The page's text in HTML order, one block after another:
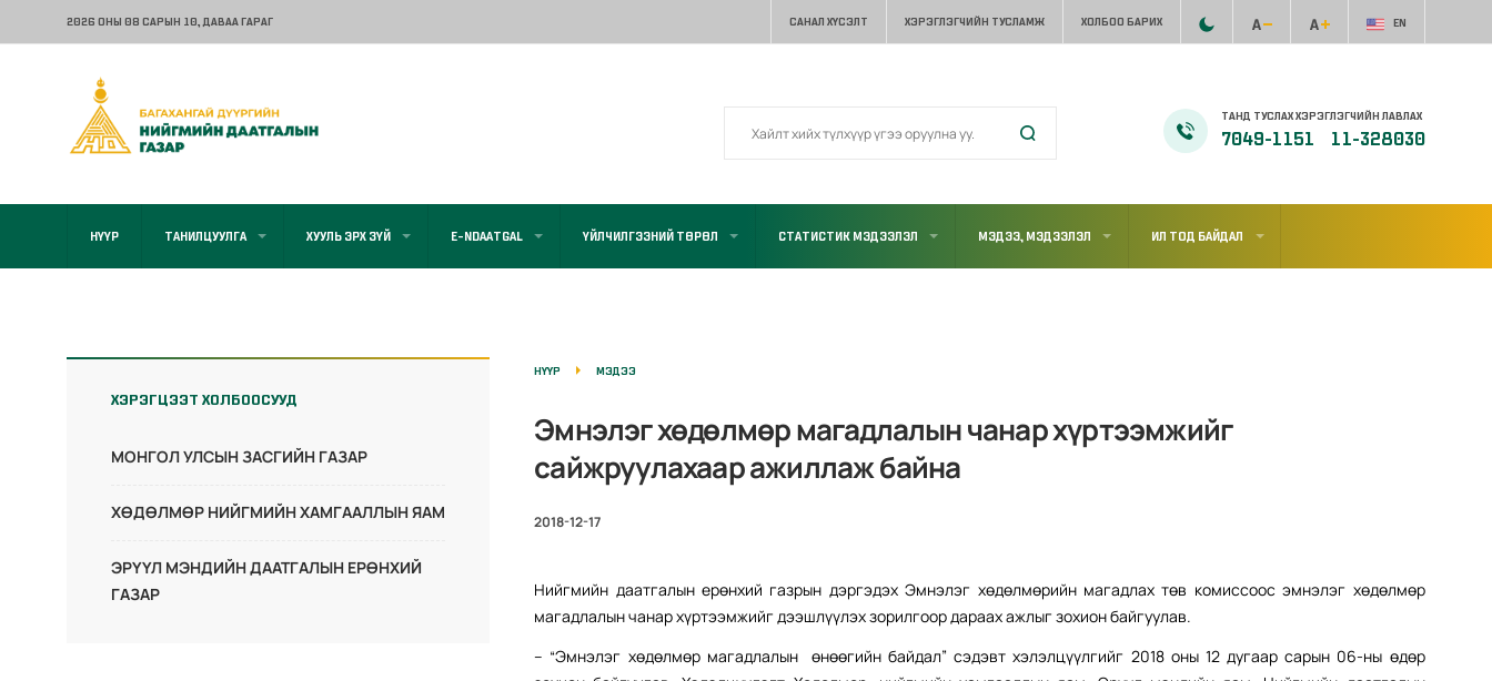
2026 ОНЫ 08 САРЫН 10, ДАВАА ГАРАГ САНАЛ ХҮСЭЛТ ХЭРЭГЛЭГЧИЙН ТУСЛАМЖ ХОЛБОО БАРИХ EN
ТАНД ТУСЛАХ ХЭРЭГЛЭГЧИЙН ЛАВЛАХ
7049-1151 11-328030
НҮҮР ТАНИЛЦУУЛГА ХУУЛЬ ЭРХ ЗҮЙ E-NDAATGAL ҮЙЛЧИЛГЭЭНИЙ ТӨРӨЛ СТАТИСТИК МЭДЭЭЛЭЛ МЭДЭЭ, МЭДЭЭЛЭЛ ИЛ ТОД БАЙДАЛ
ХЭРЭГЦЭЭТ ХОЛБООСУУД
МОНГОЛ УЛСЫН ЗАСГИЙН ГАЗАР
ХӨДӨЛМӨР НИЙГМИЙН ХАМГААЛЛЫН ЯАМ
ЭРҮҮЛ МЭНДИЙН ДААТГАЛЫН ЕРӨНХИЙ
ГАЗАР
НҮҮР МЭДЭЭ
Эмнэлэг хөдөлмөр магадлалын чанар хүртээмжийг
сайжруулахаар ажиллаж байна
2018-12-17
Нийгмийн даатгалын ерөнхий газрын дэргэдэх Эмнэлэг хөдөлмөрийн магадлах төв комиссоос эмнэлэг хөдөлмөр
магадлалын чанар хүртээмжийг дээшлүүлэх зорилгоор дараах ажлыг зохион байгуулав.
– “Эмнэлэг хөдөлмөр магадлалын өнөөгийн байдал” сэдэвт хэлэлцүүлгийг 2018 оны 12 дугаар сарын 06-ны өдөр